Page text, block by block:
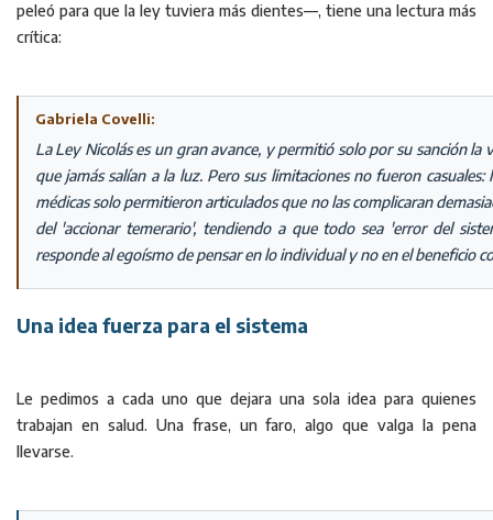
peleó para que la ley tuviera más dientes—, tiene una lectura más
crítica:
Gabriela Covelli:
La Ley Nicolás es un gran avance, y permitió solo por su sanción la
que jamás salían a la luz. Pero sus limitaciones no fueron casuales:
médicas solo permitieron articulados que no las complicaran
del 'accionar temerario', tendiendo a que todo sea 'error del
responde al egoísmo de pensar en lo individual y no en el beneficio
Una idea fuerza para el sistema
Le pedimos a cada uno que dejara una sola idea para quienes
trabajan en salud. Una frase, un faro, algo que valga la pena
llevarse.